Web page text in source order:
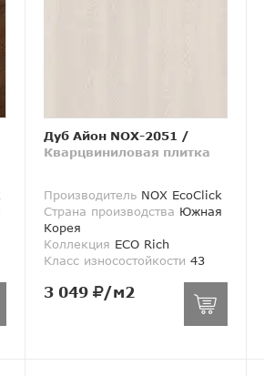
Дуб Айон NOX-2051 /
Кварцвиниловая плитка
ПроизводительNOX EcoClick
Страна производства Южная
Корея
Коллекция ECO Rich
Класс износостойкости 43
3 049 /м2